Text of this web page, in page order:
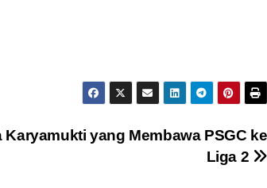
Karyamukti yang Membawa PSGC ke
Liga 2